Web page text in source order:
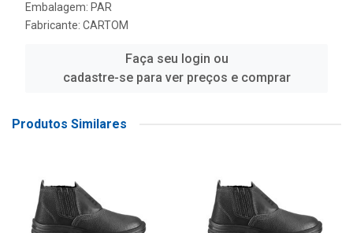
Embalagem: PAR
Fabricante: CARTOM
Faça seu login ou
cadastre-se para ver preços e comprar
Produtos Similares